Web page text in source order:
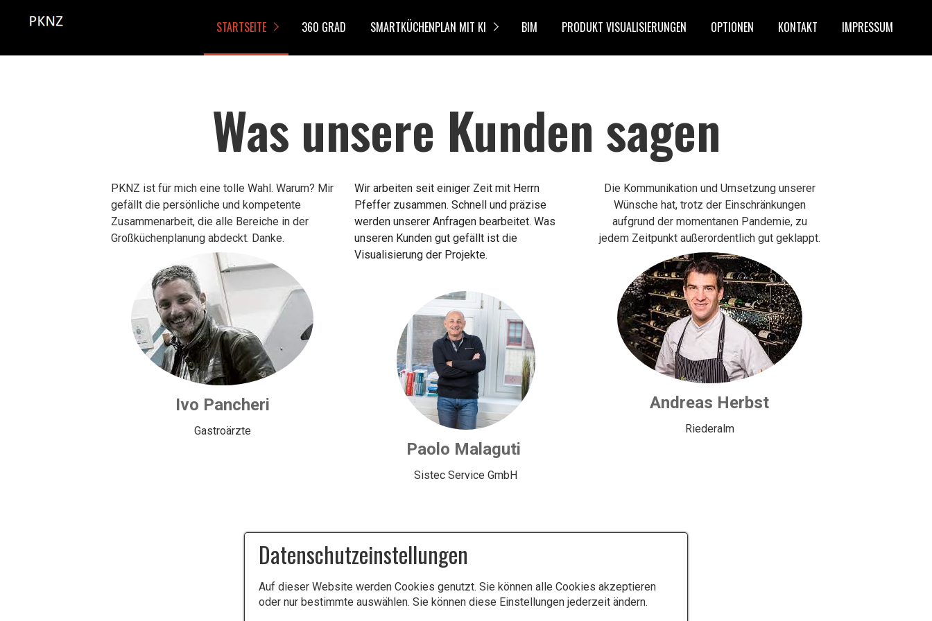
STARTSEITE 360 GRAD SMARTKÜCHENPLAN MIT KI BIM PRODUKT VISUALISIERUNGEN OPTIONEN KONTAKT IMPRESSUM
Was unsere Kunden sagen
PKNZ ist für mich eine tolle Wahl. Warum? Mir
gefällt die persönliche und kompetente
Zusammenarbeit, die alle Bereiche in der
Großküchenplanung abdeckt. Danke.
Ivo Pancheri
Gastroärzte
Wir arbeiten seit einiger Zeit mit Herrn
Pfeffer zusammen. Schnell und präzise
werden unserer Anfragen bearbeitet. Was
unseren Kunden gut gefällt ist die
Visualisierung der Projekte.
Paolo Malaguti
Sistec Service GmbH
Die Kommunikation und Umsetzung unserer
Wünsche hat, trotz der Einschränkungen
aufgrund der momentanen Pandemie, zu
jedem Zeitpunkt außerordentlich gut geklappt.
Andreas Herbst
Riederalm
Datenschutzeinstellungen
Auf dieser Website werden Cookies genutzt. Sie können alle Cookies akzeptieren
oder nur bestimmte auswählen. Sie können diese Einstellungen jederzeit ändern.